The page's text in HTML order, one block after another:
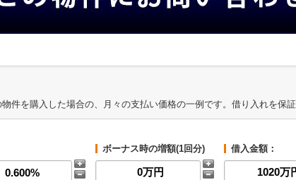
物件を購入した場合の、月々の支払い価格の一例です。借り入れを保
ボーナス時の増額(1回分) 借入金額：